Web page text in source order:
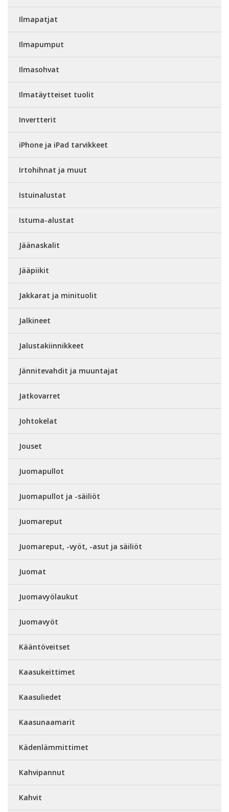
Ilmapatjat
Ilmapumput
Ilmasohvat
Ilmatäytteiset tuolit
Invertterit
iPhone ja iPad tarvikkeet
Irtohihnat ja muut
Istuinalustat
Istuma-alustat
Jäänaskalit
Jääpiikit
Jakkarat ja minituolit
Jalkineet
Jalustakiinnikkeet
Jännitevahdit ja muuntajat
Jatkovarret
Johtokelat
Jouset
Juomapullot
Juomapullot ja -säiliöt
Juomareput
Juomareput, -vyöt, -asut ja säiliöt
Juomat
Juomavyölaukut
Juomavyöt
Kääntöveitset
Kaasukeittimet
Kaasuliedet
Kaasunaamarit
Kädenlämmittimet
Kahvipannut
Kahvit